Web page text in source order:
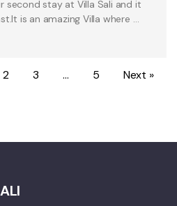
second stay at Villa Sali and it
is an amazing Villa where …
2 3 … 5 Next »